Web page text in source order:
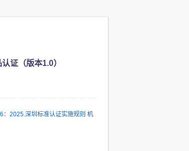
证（版本1.0）
：2025.深圳标准认证实施规则 机